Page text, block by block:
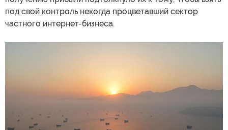
под свой контроль некогда процветавший сектор
частного интернет-бизнеса.